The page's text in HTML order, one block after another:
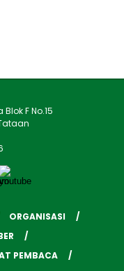
F No.15
ORGANISASI
PEMBACA